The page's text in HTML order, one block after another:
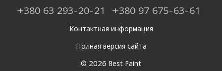
+380 63 293-20-21 +380 97 675-63-61
Контактная информация
Полная версия сайта
© 2026 Best Paint